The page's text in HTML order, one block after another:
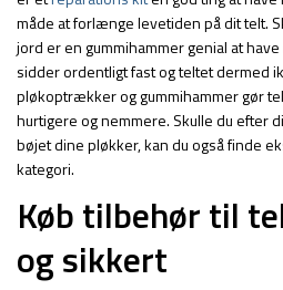
måde at forlænge levetiden på dit telt.
jord er en gummihammer genial at
sidder ordentligt fast og teltet dermed
pløkoptrækker og gummihammer gør
hurtigere og nemmere. Skulle du efter
bøjet dine pløkker, kan du også finde
kategori.
Køb tilbehør til
og sikkert